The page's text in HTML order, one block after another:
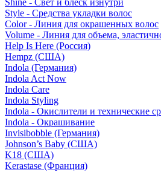
Shine - Свет и блеск изнутри
Style - Средства укладки волос
Color - Линия для окрашенных волос
Volume - Линия для объема,
Help Is Here (Россия)
Hempz (США)
Indola (Германия)
Indola Act Now
Indola Care
Indola Styling
Indola - Окислители и технические
Indola - Окрашивание
Invisibobble (Германия)
Johnson’s Baby (США)
K18 (США)
Kerastase (Франция)